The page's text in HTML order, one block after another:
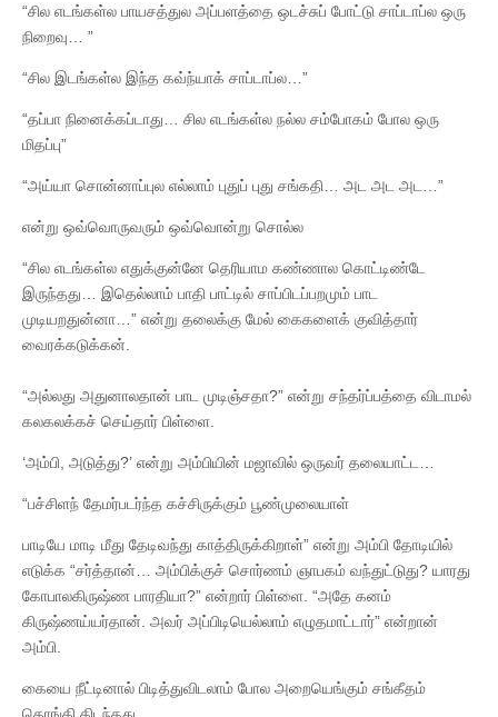
“சில எடங்கள்ல பாயசத்துல அப்பளத்தை ஒடச்சுப் போட்டு சாப்டாப்ல ஒரு
நிறைவு… ”
“சில இடங்கள்ல இந்த கவ்ந்யாக் சாப்டாப்ல…”
“தப்பா நினைக்கப்டாது… சில எடங்கள்ல நல்ல சம்போகம் போல ஒரு
மிதப்பு”
“அய்யா சொன்னாப்புல எல்லாம் புதுப் புது சங்கதி… அட அட அட…”
என்று ஒவ்வொருவரும் ஒவ்வொன்று சொல்ல
“சில எடங்கள்ல எதுக்குன்னே தெரியாம கண்ணால கொட்டிண்டே
இருந்தது… இதெல்லாம் பாதி பாட்டில் சாப்பிடப்பறமும் பாட
முடியறதுன்னா…” என்று தலைக்கு மேல் கைகளைக் குவித்தார்
வைரக்கடுக்கன்.
“அல்லது அதுனாலதான் பாட முடிஞ்சதா?” என்று சந்தர்ப்பத்தை விடாமல்
கலகலக்கச் செய்தார் பிள்ளை.
‘அம்பி, அடுத்து?’ என்று அம்பியின் மஜாவில் ஒருவர் தலையாட்ட…
“பச்சிளந் தேமர்படர்ந்த கச்சிருக்கும் பூண்முலையாள்
பாடியே மாடி மீது தேடிவந்து காத்திருக்கிறாள்” என்று அம்பி தோடியில்
எடுக்க “சர்த்தான்… அம்பிக்குச் சொர்ணம் ஞாபகம் வந்துட்டுது? யாரது
கோபாலகிருஷ்ண பாரதியா?” என்றார் பிள்ளை. “அதே கனம்
கிருஷ்ணய்யர்தான். அவர் அப்பிடியெல்லாம் எழுதமாட்டார்” என்றான்
அம்பி.
கையை நீட்டினால் பிடித்துவிடலாம் போல அறையெங்கும் சங்கீதம்